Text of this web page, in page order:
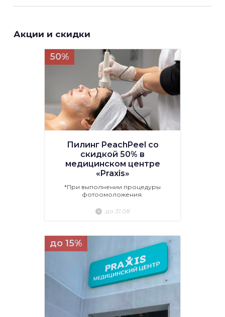
Акции и скидки
50%
Пилинг PeachPeel со
скидкой 50% в
медицинском центре
«Praxis»
*При выполнении процедуры
фотоомоложения.
до 31.08
до 15%